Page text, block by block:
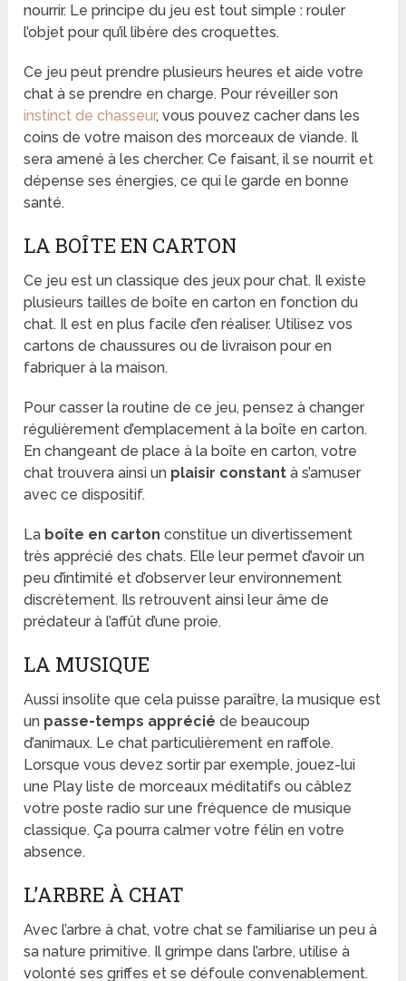
nourrir. Le principe du jeu est tout simple : rouler
l’objet pour qu’il libère des croquettes.
Ce jeu peut prendre plusieurs heures et aide votre
chat à se prendre en charge. Pour réveiller son
instinct de chasseur, vous pouvez cacher dans les
coins de votre maison des morceaux de viande. Il
sera amené à les chercher. Ce faisant, il se nourrit et
dépense ses énergies, ce qui le garde en bonne
santé.
LA BOÎTE EN CARTON
Ce jeu est un classique des jeux pour chat. Il existe
plusieurs tailles de boîte en carton en fonction du
chat. Il est en plus facile d’en réaliser. Utilisez vos
cartons de chaussures ou de livraison pour en
fabriquer à la maison.
Pour casser la routine de ce jeu, pensez à changer
régulièrement d’emplacement à la boîte en carton.
En changeant de place à la boîte en carton, votre
chat trouvera ainsi un plaisir constant à s’amuser
avec ce dispositif.
La boîte en carton constitue un divertissement
très apprécié des chats. Elle leur permet d’avoir un
peu d’intimité et d’observer leur environnement
discrètement. Ils retrouvent ainsi leur âme de
prédateur à l’affût d’une proie.
LA MUSIQUE
Aussi insolite que cela puisse paraître, la musique est
un passe-temps apprécié de beaucoup
d’animaux. Le chat particulièrement en raffole.
Lorsque vous devez sortir par exemple, jouez-lui
une Play liste de morceaux méditatifs ou câblez
votre poste radio sur une fréquence de musique
classique. Ça pourra calmer votre félin en votre
absence.
L’ARBRE À CHAT
Avec l’arbre à chat, votre chat se familiarise un peu à
sa nature primitive. Il grimpe dans l’arbre, utilise à
volonté ses griffes et se défoule convenablement.